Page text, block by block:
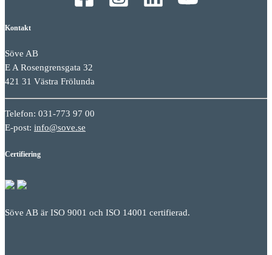
Kontakt
Söve AB
E A Rosengrensgata 32
421 31 Västra Frölunda
Telefon: 031-773 97 00
E-post: info@sove.se
Certifiering
Söve AB är ISO 9001 och ISO 14001 certifierad.